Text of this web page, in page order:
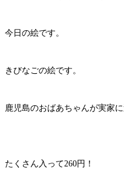
今日の絵です。
きびなごの絵です。
鹿児島のおばあちゃんが実家
たくさん入って260円！